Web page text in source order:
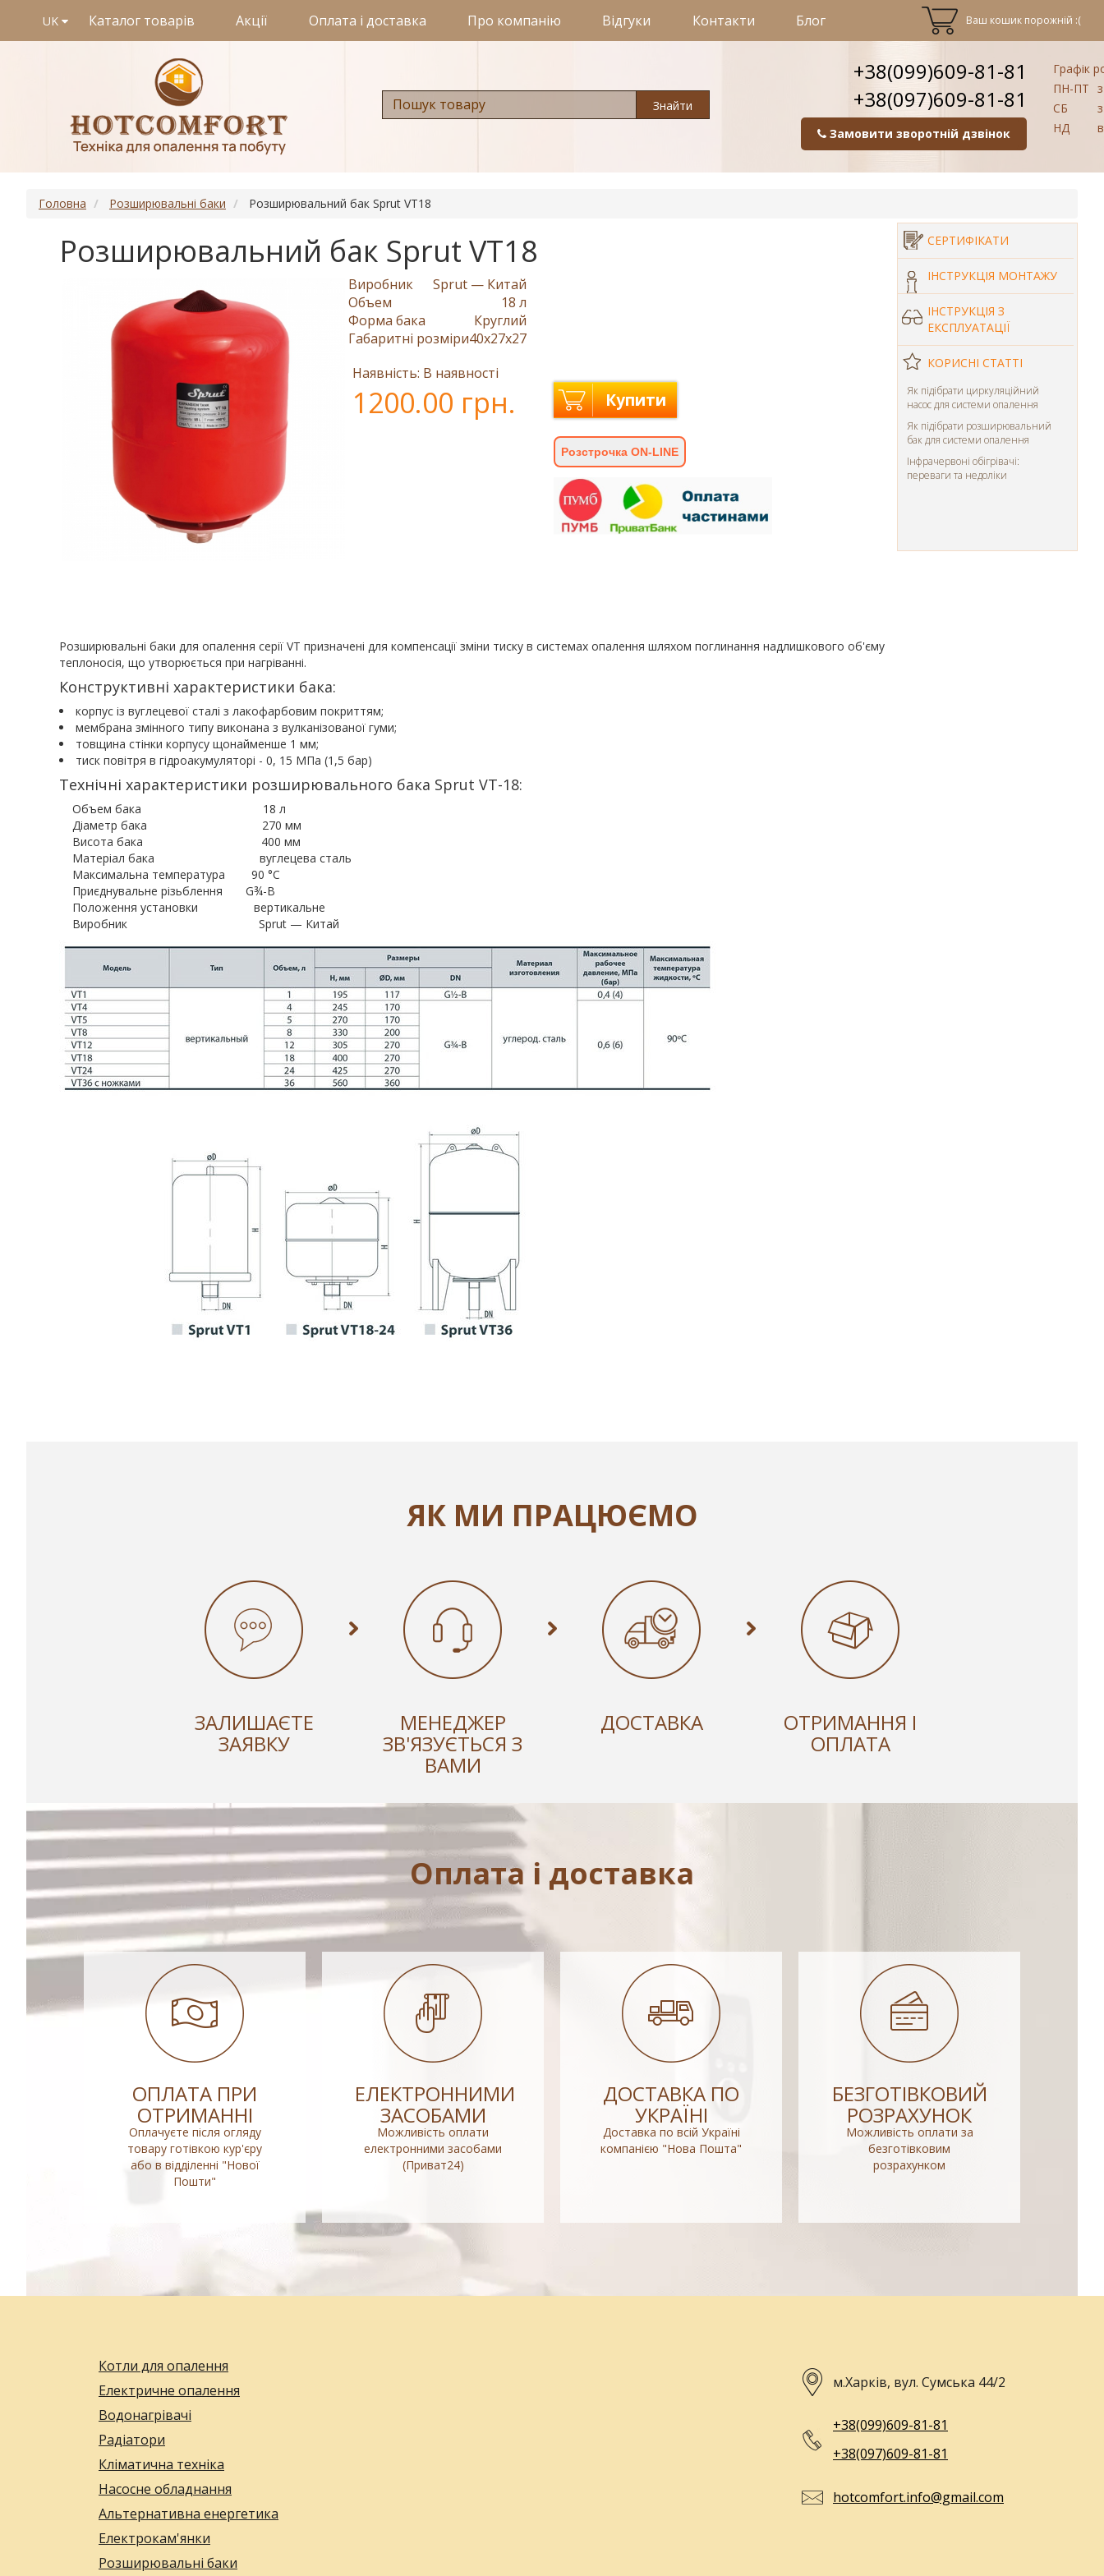
UK Каталог товарів Акції Оплата і доставка Про компанію Відгуки Контакти Блог Ваш кошик порожній :(
Знайти
+38(099)609-81-81
+38(097)609-81-81
Замовити зворотній дзвінок
Графік
ПН-ПТ
СБ
НД
Головна Розширювальні баки Розширювальний бак Sprut VT18
Розширювальний бак Sprut VT18
Виробник
Sprut — Китай
Объем
18 л
Форма бака
Круглий
Габаритні розміри40x27x27
Наявність: В наявності
1200.00 грн. Купити
Розстрочка ON-LINE
СЕРТИФІКАТИ
ІНСТРУКЦІЯ МОНТАЖУ
ІНСТРУКЦІЯ З
ЕКСПЛУАТАЦІЇ
КОРИСНІ СТАТТІ
Як підібрати циркуляційний
насос для системи опалення
Як підібрати розширювальний
бак для системи опалення
Інфрачервоні обігрівачі:
переваги та недоліки
Розширювальні баки для опалення серії VT призначені для компенсації зміни тиску в системах опалення шляхом поглинання надлишкового об'єму
теплоносія, що утворюється при нагріванні.
Конструктивні характеристики бака:
корпус із вуглецевої сталі з лакофарбовим покриттям;
мембрана змінного типу виконана з вулканізованої гуми;
товщина стінки корпусу щонайменше 1 мм;
тиск повітря в гідроакумуляторі - 0, 15 МПа (1,5 бар)
Технічні характеристики розширювального бака Sprut VT-18:
Объем бака 18 л
Діаметр бака 270 мм
Висота бака 400 мм
Матеріал бака вуглецева сталь
Максимальна температура 90 °С
Приєднувальне різьблення G¾-B
Положення установки вертикальне
Виробник Sprut — Китай
ЯК МИ ПРАЦЮЄМО
ЗАЛИШАЄТЕ
ЗАЯВКУ
МЕНЕДЖЕР
ЗВ'ЯЗУЄТЬСЯ З
ВАМИ
ДОСТАВКА ОТРИМАННЯ І
ОПЛАТА
Оплата і доставка
ОПЛАТА ПРИ
ОТРИМАННІ
Оплачуєте після огляду
товару готівкою кур'єру
або в відділенні "Нової
Пошти"
ЕЛЕКТРОННИМИ
ЗАСОБАМИ
Можливість оплати
електронними засобами
(Приват24)
ДОСТАВКА ПО
УКРАЇНІ
Доставка по всій Україні
компанією "Нова Пошта"
БЕЗГОТІВКОВИЙ
РОЗРАХУНОК
Можливість оплати за
безготівковим
розрахунком
Котли для опалення
Електричне опалення
Водонагрівачі
Радіатори
Кліматична техніка
Насосне обладнання
Альтернативна енергетика
Електрокам'янки
Розширювальні баки
м.Харків, вул. Сумська 44/2
+38(099)609-81-81
+38(097)609-81-81
hotcomfort.info@gmail.com